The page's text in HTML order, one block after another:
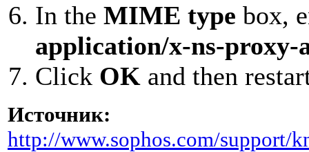
In the MIME type box,
application/x-ns-proxy-
Click OK and then
Источник:
http://www.sophos.com/support/